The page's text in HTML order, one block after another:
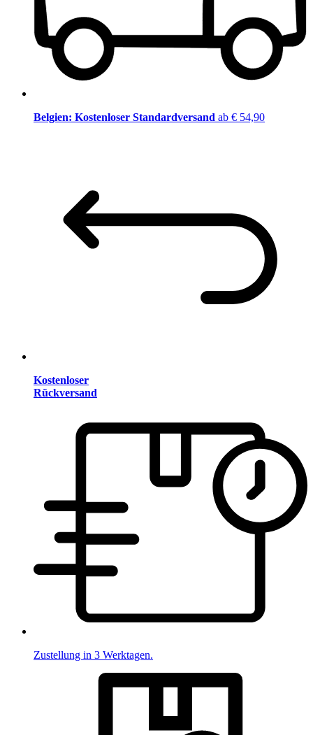
Belgien: Kostenloser Standardversand ab € 54,90
Kostenloser
Rückversand
Zustellung in 3 Werktagen.